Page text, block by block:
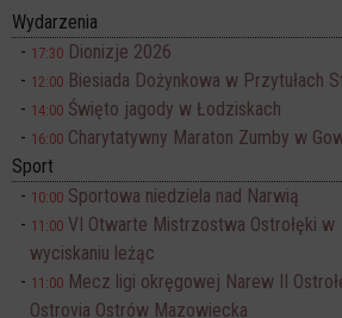
Wydarzenia
17:30 Dionizje 2026
12:00 Biesiada Dożynkowa w Przytułach
14:00 Święto jagody w Łodziskach
16:00 Charytatywny Maraton Zumby w
Sport
10:00 Sportowa niedziela nad Narwią
11:00 VI Otwarte Mistrzostwa Ostrołęki w
wyciskaniu leżąc
11:00 Mecz ligi okręgowej Narew II
Ostrovia Ostrów Mazowiecka